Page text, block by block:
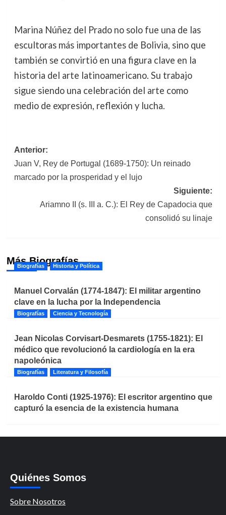
Marina Núñez del Prado no solo fue una de las
escultoras más importantes de Bolivia, sino que
también se convirtió en una figura clave en la
historia del arte latinoamericano. Su trabajo
sigue siendo una celebración del arte como
medio de expresión, reflexión y lucha.
Navegación
de
entradas
Anterior:
Juan V, Rey de Portugal (1689-1750): Un reinado
marcado por la prosperidad y el lujo
Siguiente:
Ariamno II (s. III a. C.): El Rey de Capadocia que
consolidó su linaje
Más Biografías
Biografías Historia y Política
Manuel Corvalán (1774-1847): El militar argentino
clave en la lucha por la Independencia
Biografías Ciencia y Tecnología
Jean Nicolas Corvisart-Desmarets (1755-1821): El
médico que revolucionó la cardiología en la era
napoleónica
Biografías Literatura y Filosofía
Haroldo Conti (1925-1976): El escritor argentino que
capturó la esencia de la existencia humana
Quiénes Somos
Sobre Nosotros